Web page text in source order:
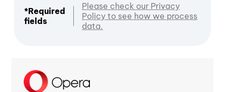
*Required
fields
Please check our Privacy
Policy to see how we process
data.